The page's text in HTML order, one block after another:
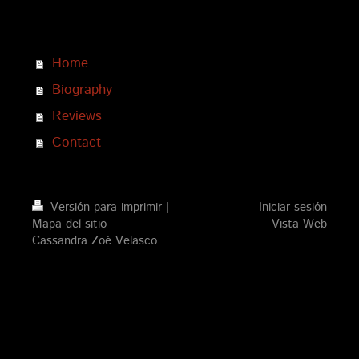
Home
Biography
Reviews
Contact
Versión para imprimir |
Mapa del sitio
Cassandra Zoé Velasco
Iniciar sesión
Vista Web